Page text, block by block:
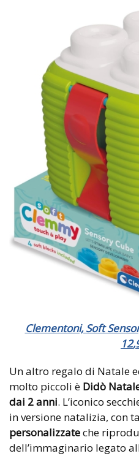
Clementoni, Soft
12,
Un altro regalo di Natale
molto piccoli è Didò
dai 2 anni. L’iconico
in versione natalizia, con
personalizzateche
dell’immaginario legato